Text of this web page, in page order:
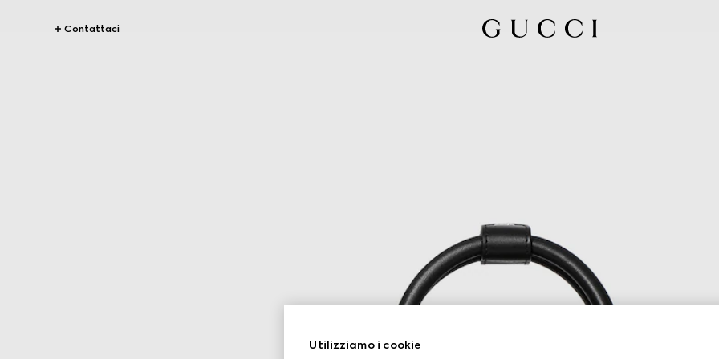
Contattaci
Utilizziamo i cookie